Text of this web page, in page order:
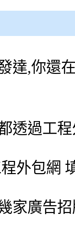
達,你還
透過工程
外包網
家廣告